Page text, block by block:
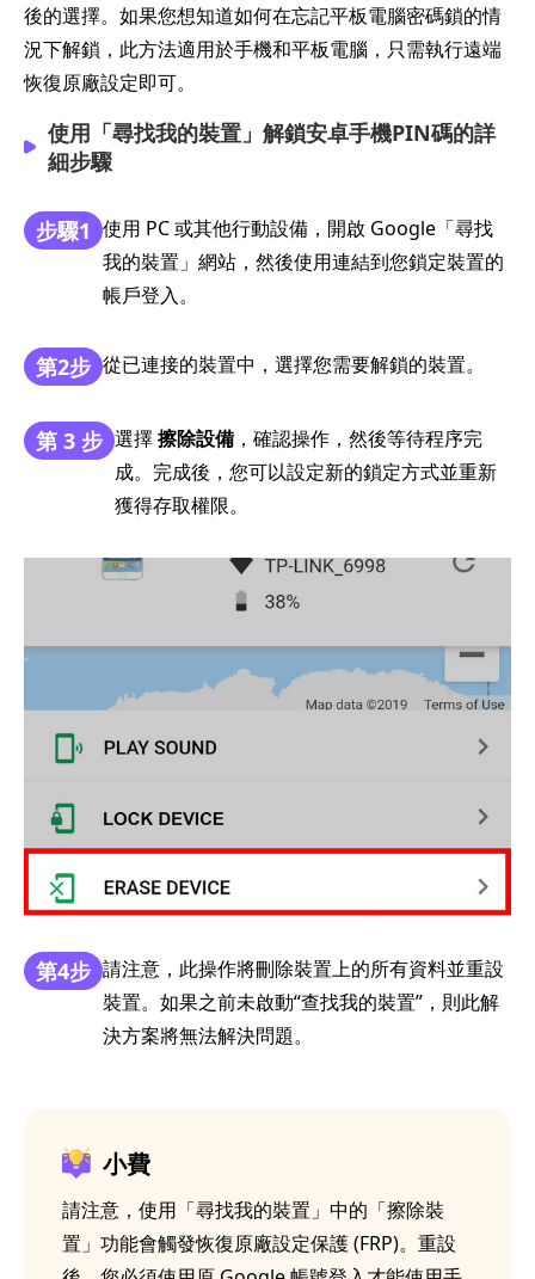
後的選擇。如果您想知道如何在忘記平板電腦密碼鎖的情
況下解鎖，此方法適用於手機和平板電腦，只需執行遠端
恢復原廠設定即可。
使用「尋找我的裝置」解鎖安卓手機PIN碼的詳
細步驟
步驟1 使用 PC 或其他行動設備，開啟 Google「尋找
我的裝置」網站，然後使用連結到您鎖定裝置的
帳戶登入。
第2步 從已連接的裝置中，選擇您需要解鎖的裝置。
第 3 步 選擇擦除設備 ，確認操作，然後等待程序完
成。完成後，您可以設定新的鎖定方式並重新
獲得存取權限。
第4步 請注意，此操作將刪除裝置上的所有資料並重設
裝置。如果之前未啟動“查找我的裝置”，則此解
決方案將無法解決問題。
小費
請注意，使用「尋找我的裝置」中的「擦除裝
置」功能會觸發恢復原廠設定保護 (FRP)。重設